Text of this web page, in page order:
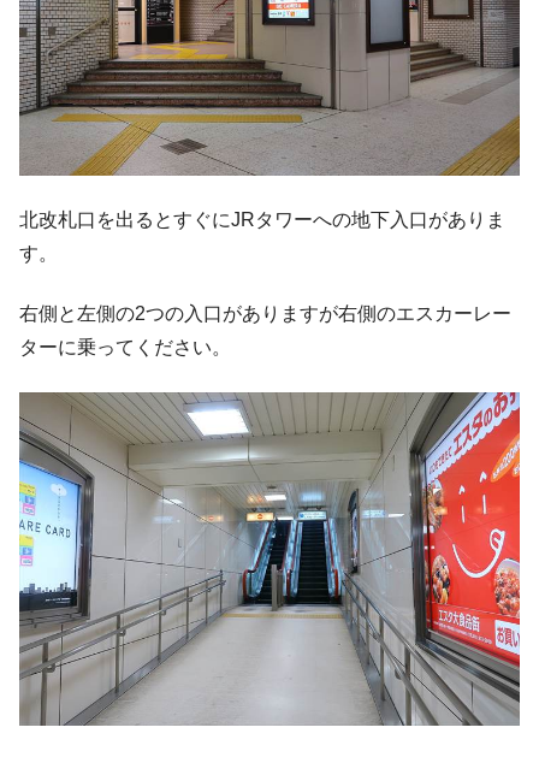
北改札口を出るとすぐにJRタワーへの地下入口がありま
す。
右側と左側の2つの入口がありますが右側のエスカーレー
ターに乗ってください。